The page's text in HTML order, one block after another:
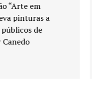
Agosto Lilás reforça
combate à violência
contra a mulher em
Senador Canedo